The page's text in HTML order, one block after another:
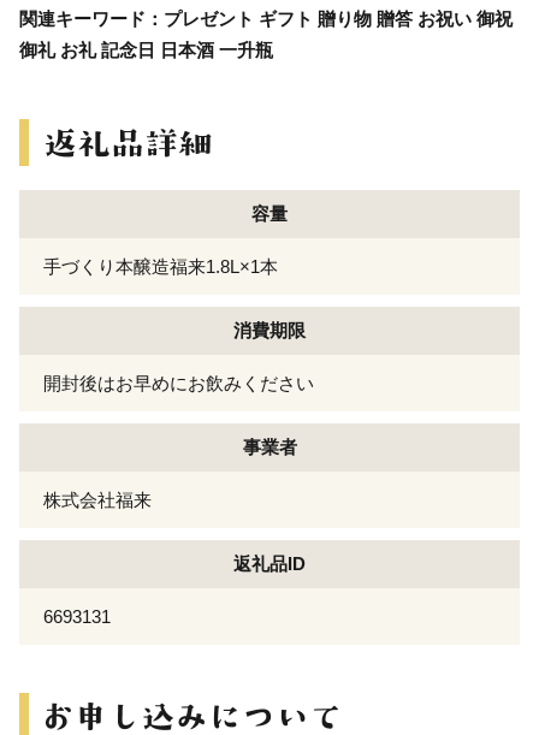
関連キーワード：プレゼント ギフト 贈り物 贈答 お祝い 御祝
御礼 お礼 記念日 日本酒 一升瓶
容量
手づくり本醸造福来1.8L×1本
消費期限
開封後はお早めにお飲みください
事業者
株式会社福来
返礼品ID
6693131